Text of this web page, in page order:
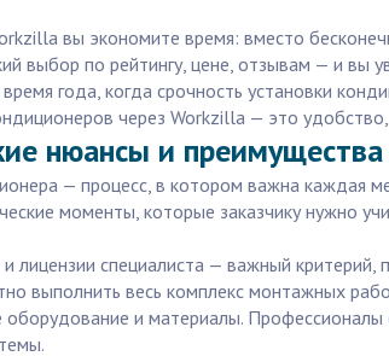
вы экономите время: вместо
выбор по рейтингу, цене, отзывам — и
года, когда срочность установки
через Workzilla — это
нюансы и
— процесс, в котором важна каждая
моменты, которые заказчику нужно
и лицензии специалиста — важный
выполнить весь комплекс монтажных
оборудование и материалы.